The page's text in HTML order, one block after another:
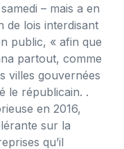
– mais a en
de lois interdisant
public, « afin que
partout, comme
villes gouvernées
le républicain. .
en 2016,
sur la
qu’il